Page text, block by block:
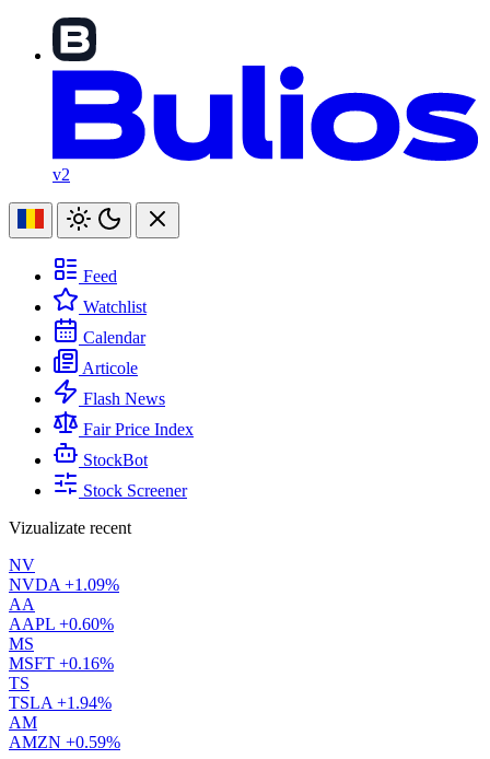
v2
Feed
Watchlist
Calendar
Articole
Flash News
Fair Price Index
StockBot
Stock Screener
Vizualizate recent
NV
NVDA +1.09%
AA
AAPL +0.60%
MS
MSFT +0.16%
TS
TSLA +1.94%
AM
AMZN +0.59%